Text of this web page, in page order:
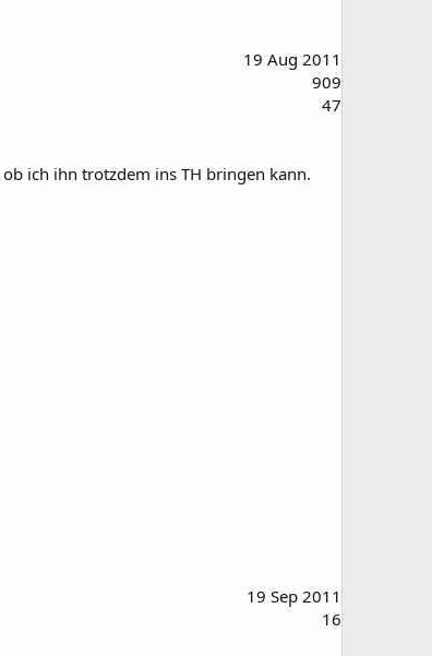
19 Aug 2011
909
47
ich ihn trotzdem ins TH bringen kann.
19 Sep 2011
16